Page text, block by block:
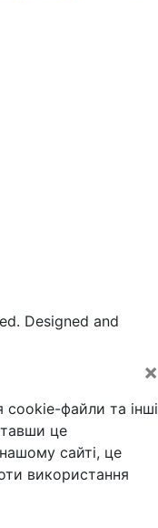
Designed and
×
файли та інші
це
сайті, це
використання